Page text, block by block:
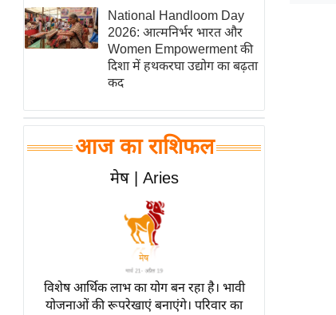
साहित्य जगत
ऑटो वर्ल्ड
न्यूज ब्रीफ
मनोरंजन जगत
बॉलीवुड
हॉलीवुड
Breaking
लाइफस्टाइल
ब्यूटी/फैशन
घरेलू नुस्खे
National Handloom Day
2026: आत्मनिर्भर भारत और
Women Empowerment की
दिशा में हथकरघा उद्योग का बढ़ता
कद
आज का राशिफल
मेष | Aries
विशेष आर्थिक लाभ का योग बन रहा है। भावी
योजनाओं की रूपरेखाएं बनाएंगे। परिवार का